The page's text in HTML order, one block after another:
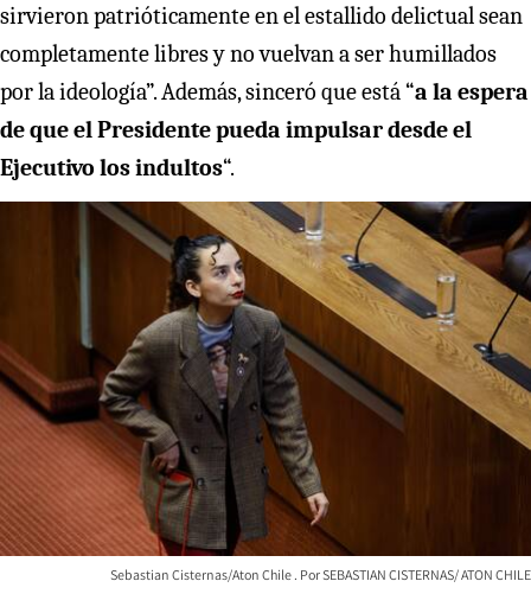
sirvieron patrióticamente en el estallido delictual sean
completamente libres y no vuelvan a ser humillados
por la ideología”. Además, sinceró que está “a la espera
de que el Presidente pueda impulsar desde el
Ejecutivo los indultos“.
Sebastian Cisternas/Aton Chile SEBASTIAN CISTERNAS/ ATON CHILE